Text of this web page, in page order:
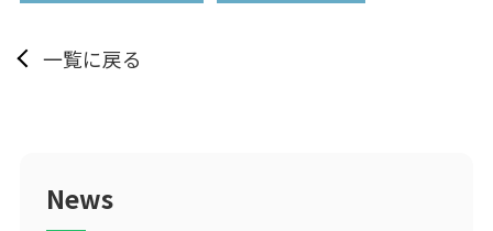
一覧に戻る
News